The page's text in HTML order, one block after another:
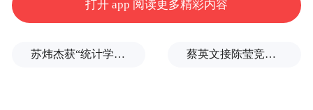
打开 app 阅读更多精彩内容
苏炜杰获“统计学界的诺贝尔奖”，又是北大数院07级 蔡英文接陈莹竞选总部主委？郭正亮爆玄机：她的谋划是陈其迈